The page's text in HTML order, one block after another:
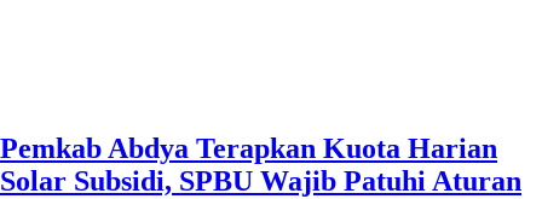
Pemkab Abdya Terapkan Kuota Harian
Solar Subsidi, SPBU Wajib Patuhi Aturan